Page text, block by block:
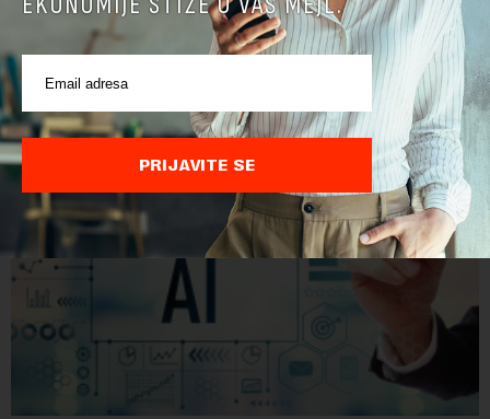
Krovna kompanija Google-a, Alphabet, najavila je veliku
rekonstrukciju svog odeljenja za veštačku inteligenciju, piše
Rojters. Ove promene dolaze u ključnom trenutku, dok se
kompanija suočava sa sve većim pr...
PRIJAVITE SE